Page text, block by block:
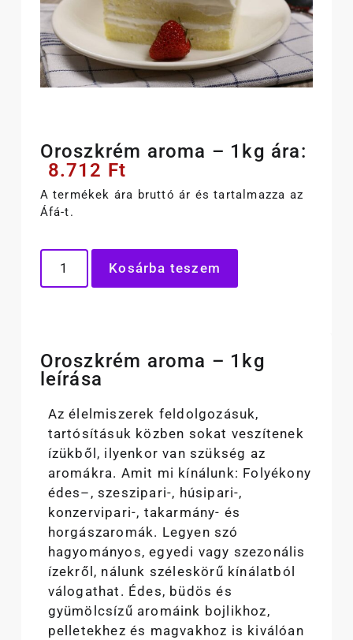
Oroszkrém aroma – 1kg ára:
8.712 Ft
A termékek ára bruttó ár és tartalmazza az
Áfá-t.
Kosárba teszem
Oroszkrém aroma – 1kg
leírása
Az élelmiszerek feldolgozásuk,
tartósításuk közben sokat veszítenek
ízükből, ilyenkor van szükség az
aromákra. Amit mi kínálunk: Folyékony
édes–, szeszipari-, húsipari-,
konzervipari-, takarmány- és
horgászaromák. Legyen szó
hagyományos, egyedi vagy szezonális
ízekről, nálunk széleskörű kínálatból
válogathat. Édes, büdös és
gyümölcsízű aromáink bojlikhoz,
pelletekhez és magvakhoz is kiválóan